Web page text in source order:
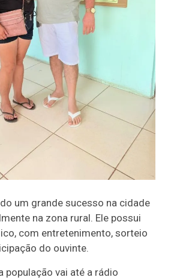
um grande sucesso na cidade
na zona rural. Ele possui
com entretenimento, sorteio
do ouvinte.
população vai até a rádio